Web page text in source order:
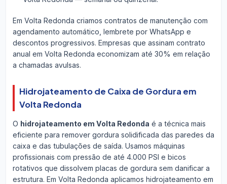
Em Volta Redonda criamos contratos de manutenção com
agendamento automático, lembrete por WhatsApp e
descontos progressivos. Empresas que assinam contrato
anual em Volta Redonda economizam até 30% em relação
a chamadas avulsas.
Hidrojateamento de Caixa de Gordura em
Volta Redonda
O hidrojateamento em Volta Redonda é a técnica mais
eficiente para remover gordura solidificada das paredes da
caixa e das tubulações de saída. Usamos máquinas
profissionais com pressão de até 4.000 PSI e bicos
rotativos que dissolvem placas de gordura sem danificar a
estrutura. Em Volta Redonda aplicamos hidrojateamento em